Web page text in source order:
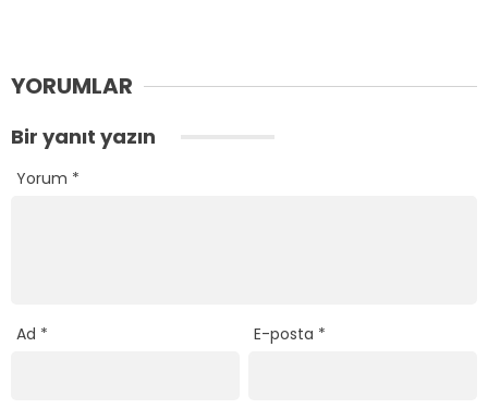
YORUMLAR
Bir yanıt yazın
Yorum *
Ad * E-posta *